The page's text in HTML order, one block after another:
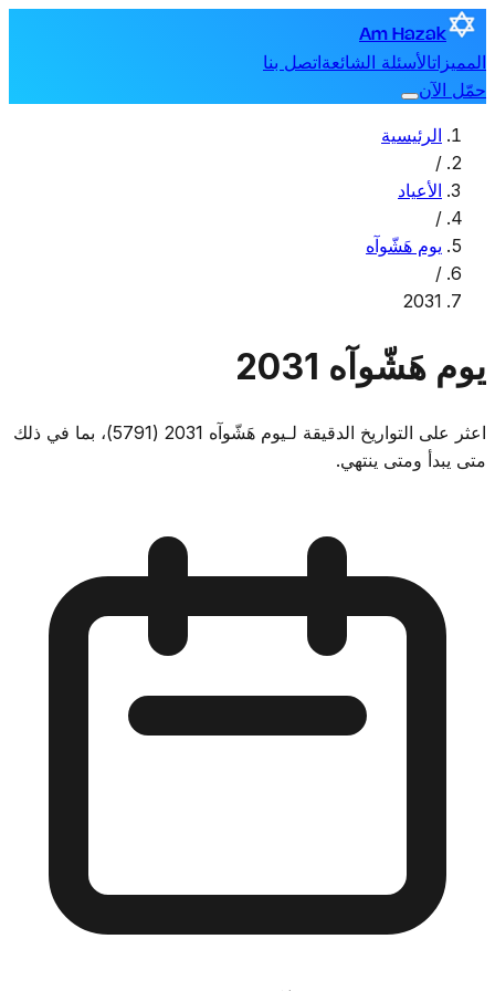
Am Hazak
المميزاتالأسئلة الشائعةاتصل بنا
حمّل الآن
الرئيسية
/
الأعياد
/
يوم هَشّوآه
/
2031
يوم هَشّوآه 2031
اعثر على التواريخ الدقيقة لـيوم هَشّوآه 2031 (5791)، بما في ذلك
متى يبدأ ومتى ينتهي.